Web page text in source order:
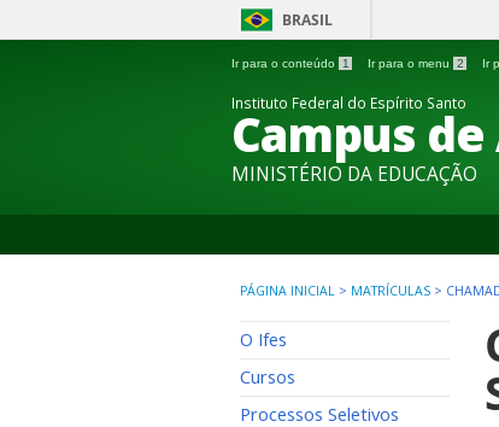
BRASIL
Ir para o conteúdo 1 Ir para o menu 2 Ir
Instituto Federal do Espírito Santo
Campus
MINISTÉRIO DA EDUCAÇÃO
PÁGINA INICIAL > MATRÍCULAS >
O Ifes
Cursos
Processos Seletivos